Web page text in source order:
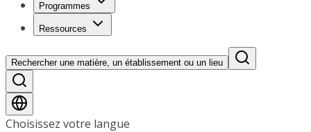
Programmes
Ressources
Rechercher une matière, un établissement ou un lieu
Choisissez votre langue